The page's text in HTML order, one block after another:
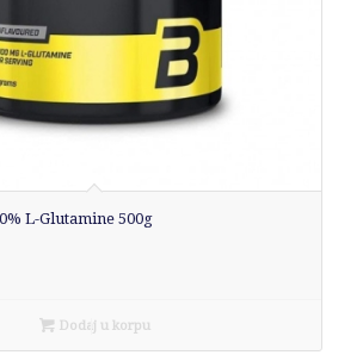
L-Glutamine 500g
Dodaj u korpu